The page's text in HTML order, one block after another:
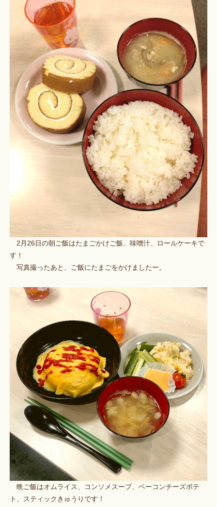
2月26日の朝ご飯はたまごかけご飯、味噌汁、ロールケーキで
す！
写真撮ったあと、ご飯にたまごをかけましたー。
晩ご飯はオムライス、コンソメスープ、ベーコンチーズポテ
ト、スティックきゅうりです！